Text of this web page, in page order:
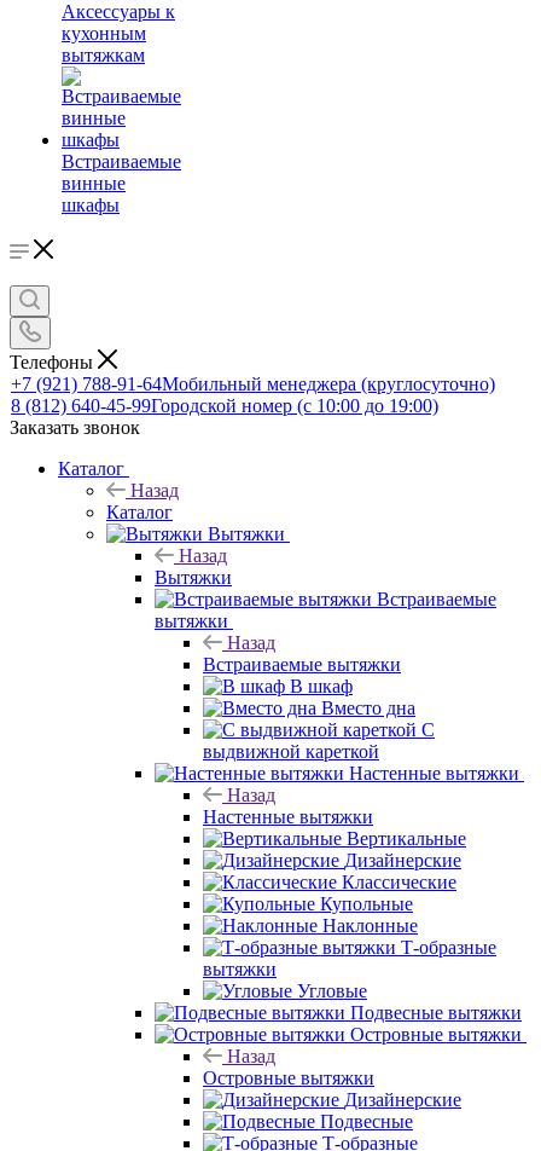
Аксессуары к
кухонным
вытяжкам
Встраиваемые
винные
шкафы
Телефоны
+7 (921) 788-91-64Мобильный менеджера (круглосуточно)
8 (812) 640-45-99Городской номер (с 10:00 до 19:00)
Заказать звонок
Каталог
Назад
Каталог
Вытяжки
Назад
Вытяжки
Встраиваемые
вытяжки
Назад
Встраиваемые вытяжки
В шкаф
Вместо дна
С
выдвижной кареткой
Настенные вытяжки
Назад
Настенные вытяжки
Вертикальные
Дизайнерские
Классические
Купольные
Наклонные
Т-образные
вытяжки
Угловые
Подвесные вытяжки
Островные вытяжки
Назад
Островные вытяжки
Дизайнерские
Подвесные
Т-образные